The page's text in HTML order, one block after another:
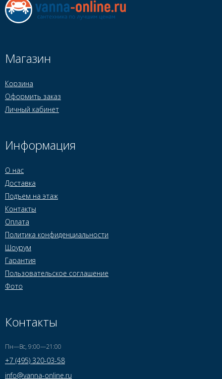
Магазин
Корзина
Оформить заказ
Личный кабинет
Информация
О нас
Доставка
Подъем на этаж
Контакты
Оплата
Политика конфиденциальности
Шоурум
Гарантия
Пользовательское соглашение
Фото
Контакты
Пн—Вс, 9:00—21:00
+7 (495) 320-03-58
info@vanna-online.ru